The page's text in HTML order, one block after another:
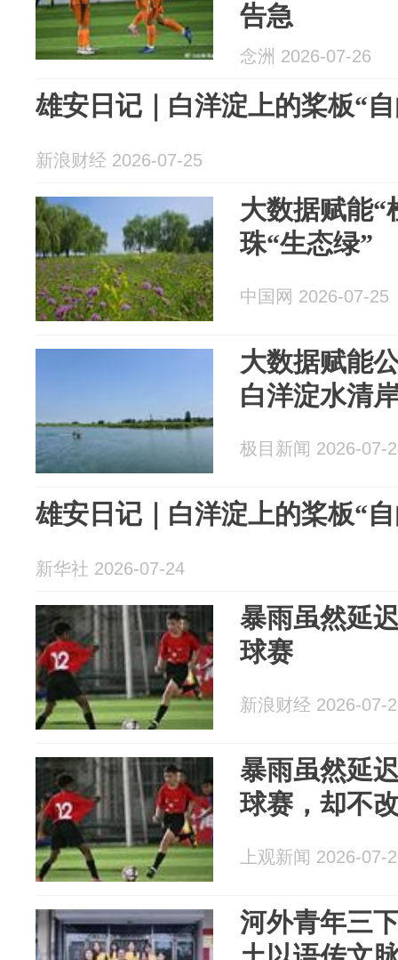
告急
念洲 2026-07-26
雄安日记｜白洋淀上的桨板“
新浪财经 2026-07-25
大数据赋能“
珠“生态绿”
中国网 2026-07-25
大数据赋能
白洋淀水清
极目新闻 2026-07-
雄安日记｜白洋淀上的桨板“
新华社 2026-07-24
暴雨虽然延
球赛
新浪财经 2026-07-
暴雨虽然延
球赛，却不
上观新闻 2026-07-
河外青年三